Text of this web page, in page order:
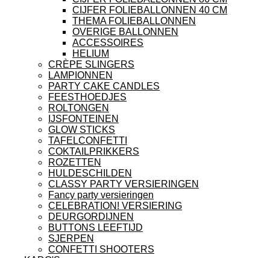
CIJFER FOLIEBALLONNEN 40 CM
THEMA FOLIEBALLONNEN
OVERIGE BALLONNEN
ACCESSOIRES
HELIUM
CRÈPE SLINGERS
LAMPIONNEN
PARTY CAKE CANDLES
FEESTHOEDJES
ROLTONGEN
IJSFONTEINEN
GLOW STICKS
TAFELCONFETTI
COKTAILPRIKKERS
ROZETTEN
HULDESCHILDEN
CLASSY PARTY VERSIERINGEN
Fancy party versieringen
CELEBRATION! VERSIERING
DEURGORDIJNEN
BUTTONS LEEFTIJD
SJERPEN
CONFETTI SHOOTERS